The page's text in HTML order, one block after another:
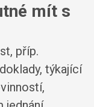
mít s
příp.
týkající